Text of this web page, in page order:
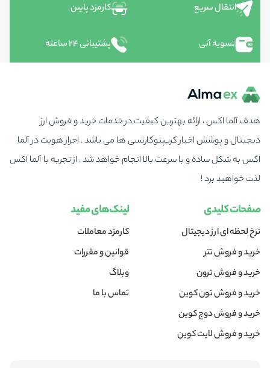
انتقال سریع کارمزد پایین
تسویه آنی پشتیبانی ۲۴ ساعته
هدف آلما اکس ، ارائه بهترین کیفیت در خدمات خرید و فروش ارز
دیجیتال و پوشش اخبار کریپتوکارنسی ها می باشد . احراز هویت در آلما
اکس به شکل ساده و با سرعت بالا انجام خواهد شد . از تجربه با آلما اکس
لذت خواهید برد !
صفحات کلیدی
نرخ لحظه ای ارز دیجیتال
خرید و فروش تتر
خرید و فروش ترون
خرید و فروش تون کوین
خرید و فروش دوج کوین
خرید و فروش لایت کوین
لینک‌های مفید
کارمزد معاملات
قوانین و مقررات
وبلاگ
تماس با ما